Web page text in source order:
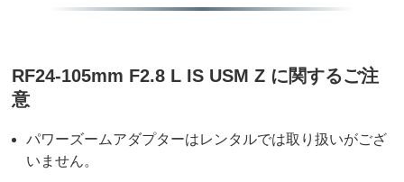
RF24-105mm F2.8 L IS USM Z に関するご注
意
パワーズームアダプターはレンタルでは取り扱いがござ
いません。